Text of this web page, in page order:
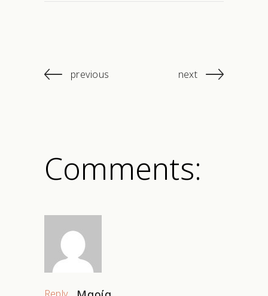
previous next
Comments: